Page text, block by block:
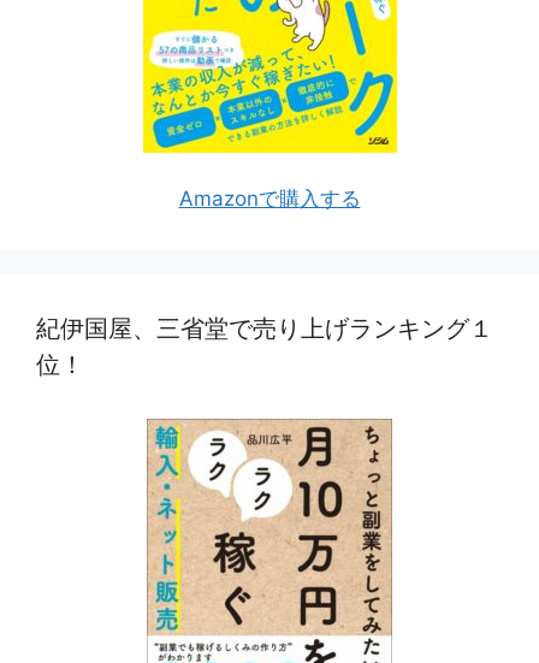
Amazonで購入する
紀伊国屋、三省堂で売り上げランキング１
位！